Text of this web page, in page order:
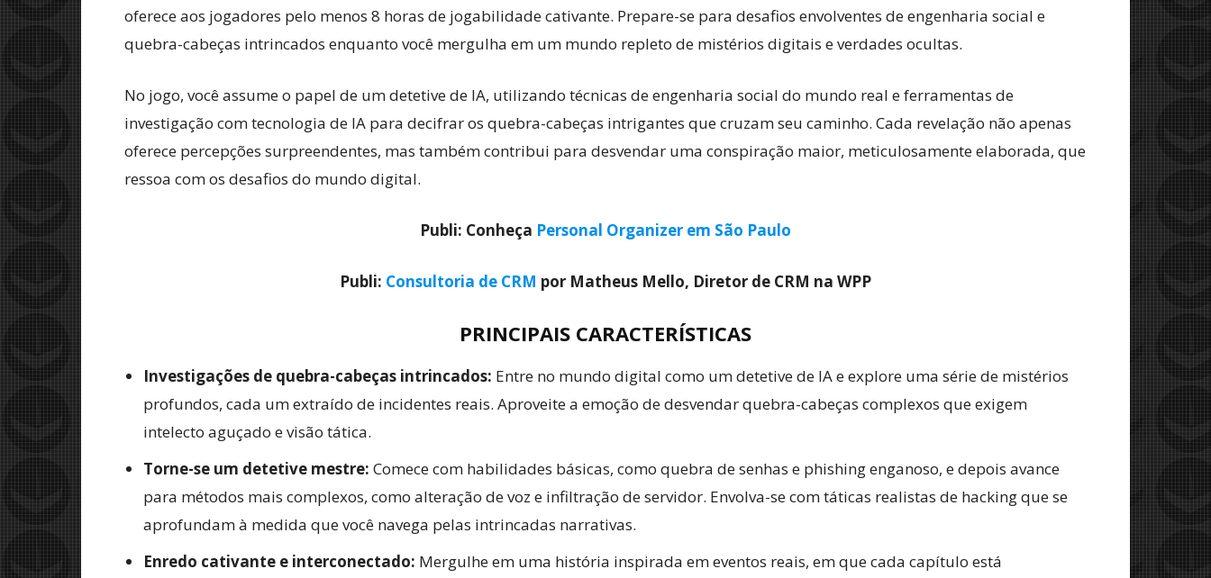
oferece aos jogadores pelo menos 8 horas de jogabilidade cativante. Prepare-se para desafios envolventes de engenharia social e
quebra-cabeças intrincados enquanto você mergulha em um mundo repleto de mistérios digitais e verdades ocultas.
No jogo, você assume o papel de um detetive de IA, utilizando técnicas de engenharia social do mundo real e ferramentas de
investigação com tecnologia de IA para decifrar os quebra-cabeças intrigantes que cruzam seu caminho. Cada revelação não apenas
oferece percepções surpreendentes, mas também contribui para desvendar uma conspiração maior, meticulosamente elaborada, que
ressoa com os desafios do mundo digital.
Publi: Conheça Personal Organizer em São Paulo
Publi: Consultoria de CRM por Matheus Mello, Diretor de CRM na WPP
PRINCIPAIS CARACTERÍSTICAS
Investigações de quebra-cabeças intrincados: Entre no mundo digital como um detetive de IA e explore uma série de mistérios
profundos, cada um extraído de incidentes reais. Aproveite a emoção de desvendar quebra-cabeças complexos que exigem
intelecto aguçado e visão tática.
Torne-se um detetive mestre: Comece com habilidades básicas, como quebra de senhas e phishing enganoso, e depois avance
para métodos mais complexos, como alteração de voz e infiltração de servidor. Envolva-se com táticas realistas de hacking que se
aprofundam à medida que você navega pelas intrincadas narrativas.
Enredo cativante e interconectado: Mergulhe em uma história inspirada em eventos reais, em que cada capítulo está